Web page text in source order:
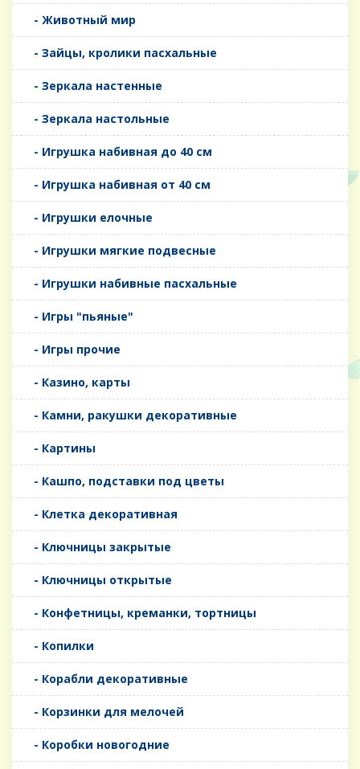
- Животный мир
- Зайцы, кролики пасхальные
- Зеркала настенные
- Зеркала настольные
- Игрушка набивная до 40 см
- Игрушка набивная от 40 см
- Игрушки елочные
- Игрушки мягкие подвесные
- Игрушки набивные пасхальные
- Игры "пьяные"
- Игры прочие
- Казино, карты
- Камни, ракушки декоративные
- Картины
- Кашпо, подставки под цветы
- Клетка декоративная
- Ключницы закрытые
- Ключницы открытые
- Конфетницы, креманки, тортницы
- Копилки
- Корабли декоративные
- Корзинки для мелочей
- Коробки новогодние